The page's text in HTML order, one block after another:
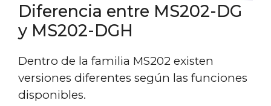
Diferencia entre MS202-DG
y MS202-DGH
Dentro de la familia MS202 existen
versiones diferentes según las funciones
disponibles.